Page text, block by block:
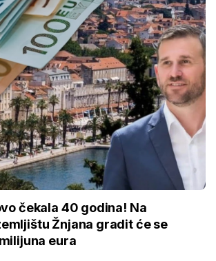
čekala 40 godina! Na
Žnjana gradit će se
eura